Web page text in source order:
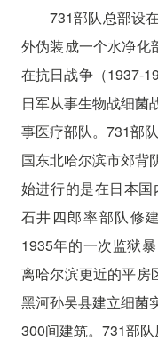
731部队总部设
外伪装成一个水净化
在抗日战争（1937-
日军从事生物战细菌
事医疗部队。731部
国东北哈尔滨市郊背
始进行的是在日本国
石井四郎率部队修
1935年的一次监狱
离哈尔滨更近的平房
黑河孙吴县建立细菌
300间建筑。731部